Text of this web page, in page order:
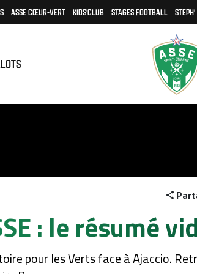
ASSE CŒUR-VERT KIDS'CLUB STAGES FOOTBALL STEPH'
: le résumé
pour les Verts face à Ajaccio.